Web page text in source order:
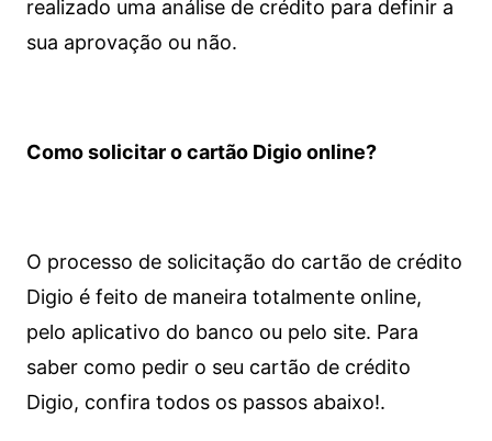
realizado uma análise de crédito para definir a
sua aprovação ou não.
Como solicitar o cartão Digio online?
O processo de solicitação do cartão de crédito
Digio é feito de maneira totalmente online,
pelo aplicativo do banco ou pelo site. Para
saber como pedir o seu cartão de crédito
Digio, confira todos os passos abaixo!.